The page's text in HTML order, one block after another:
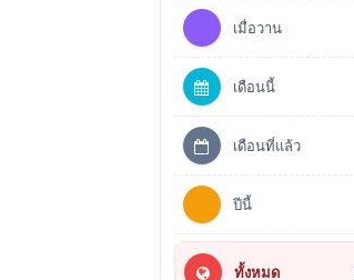
เมื่อวาน
เดือนนี้
เดือนที่แล้ว
ปีนี้
ทั้งหมด